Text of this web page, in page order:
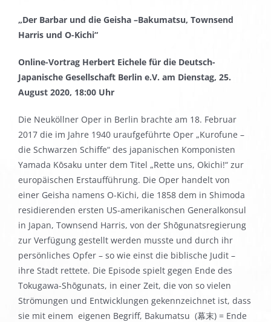
„Der Barbar und die Geisha –Bakumatsu, Townsend
Harris und O-Kichi“
Online-Vortrag Herbert Eichele für die Deutsch-
Japanische Gesellschaft Berlin e.V. am Dienstag, 25.
August 2020, 18:00 Uhr
Die Neuköllner Oper in Berlin brachte am 18. Februar
2017 die im Jahre 1940 uraufgeführte Oper „Kurofune –
die Schwarzen Schiffe“ des japanischen Komponisten
Yamada Kōsaku unter dem Titel „Rette uns, Okichi!“ zur
europäischen Erstaufführung. Die Oper handelt von
einer Geisha namens O-Kichi, die 1858 dem in Shimoda
residierenden ersten US-amerikanischen Generalkonsul
in Japan, Townsend Harris, von der Shōgunatsregierung
zur Verfügung gestellt werden musste und durch ihr
persönliches Opfer – so wie einst die biblische Judit –
ihre Stadt rettete. Die Episode spielt gegen Ende des
Tokugawa-Shōgunats, in einer Zeit, die von so vielen
Strömungen und Entwicklungen gekennzeichnet ist, dass
sie mit einem eigenen Begriff, Bakumatsu (幕末) = Ende